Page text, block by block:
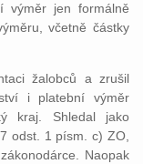
výměr jen formálně
včetně částky
žalobců a zrušil
i platební výměr
kraj. Shledal jako
odst. 1 písm. c) ZO,
Naopak